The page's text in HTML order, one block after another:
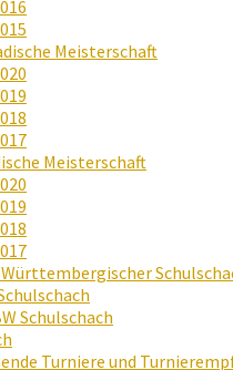
Meisterschaft
Meisterschaft
Schulschach
Turniere und